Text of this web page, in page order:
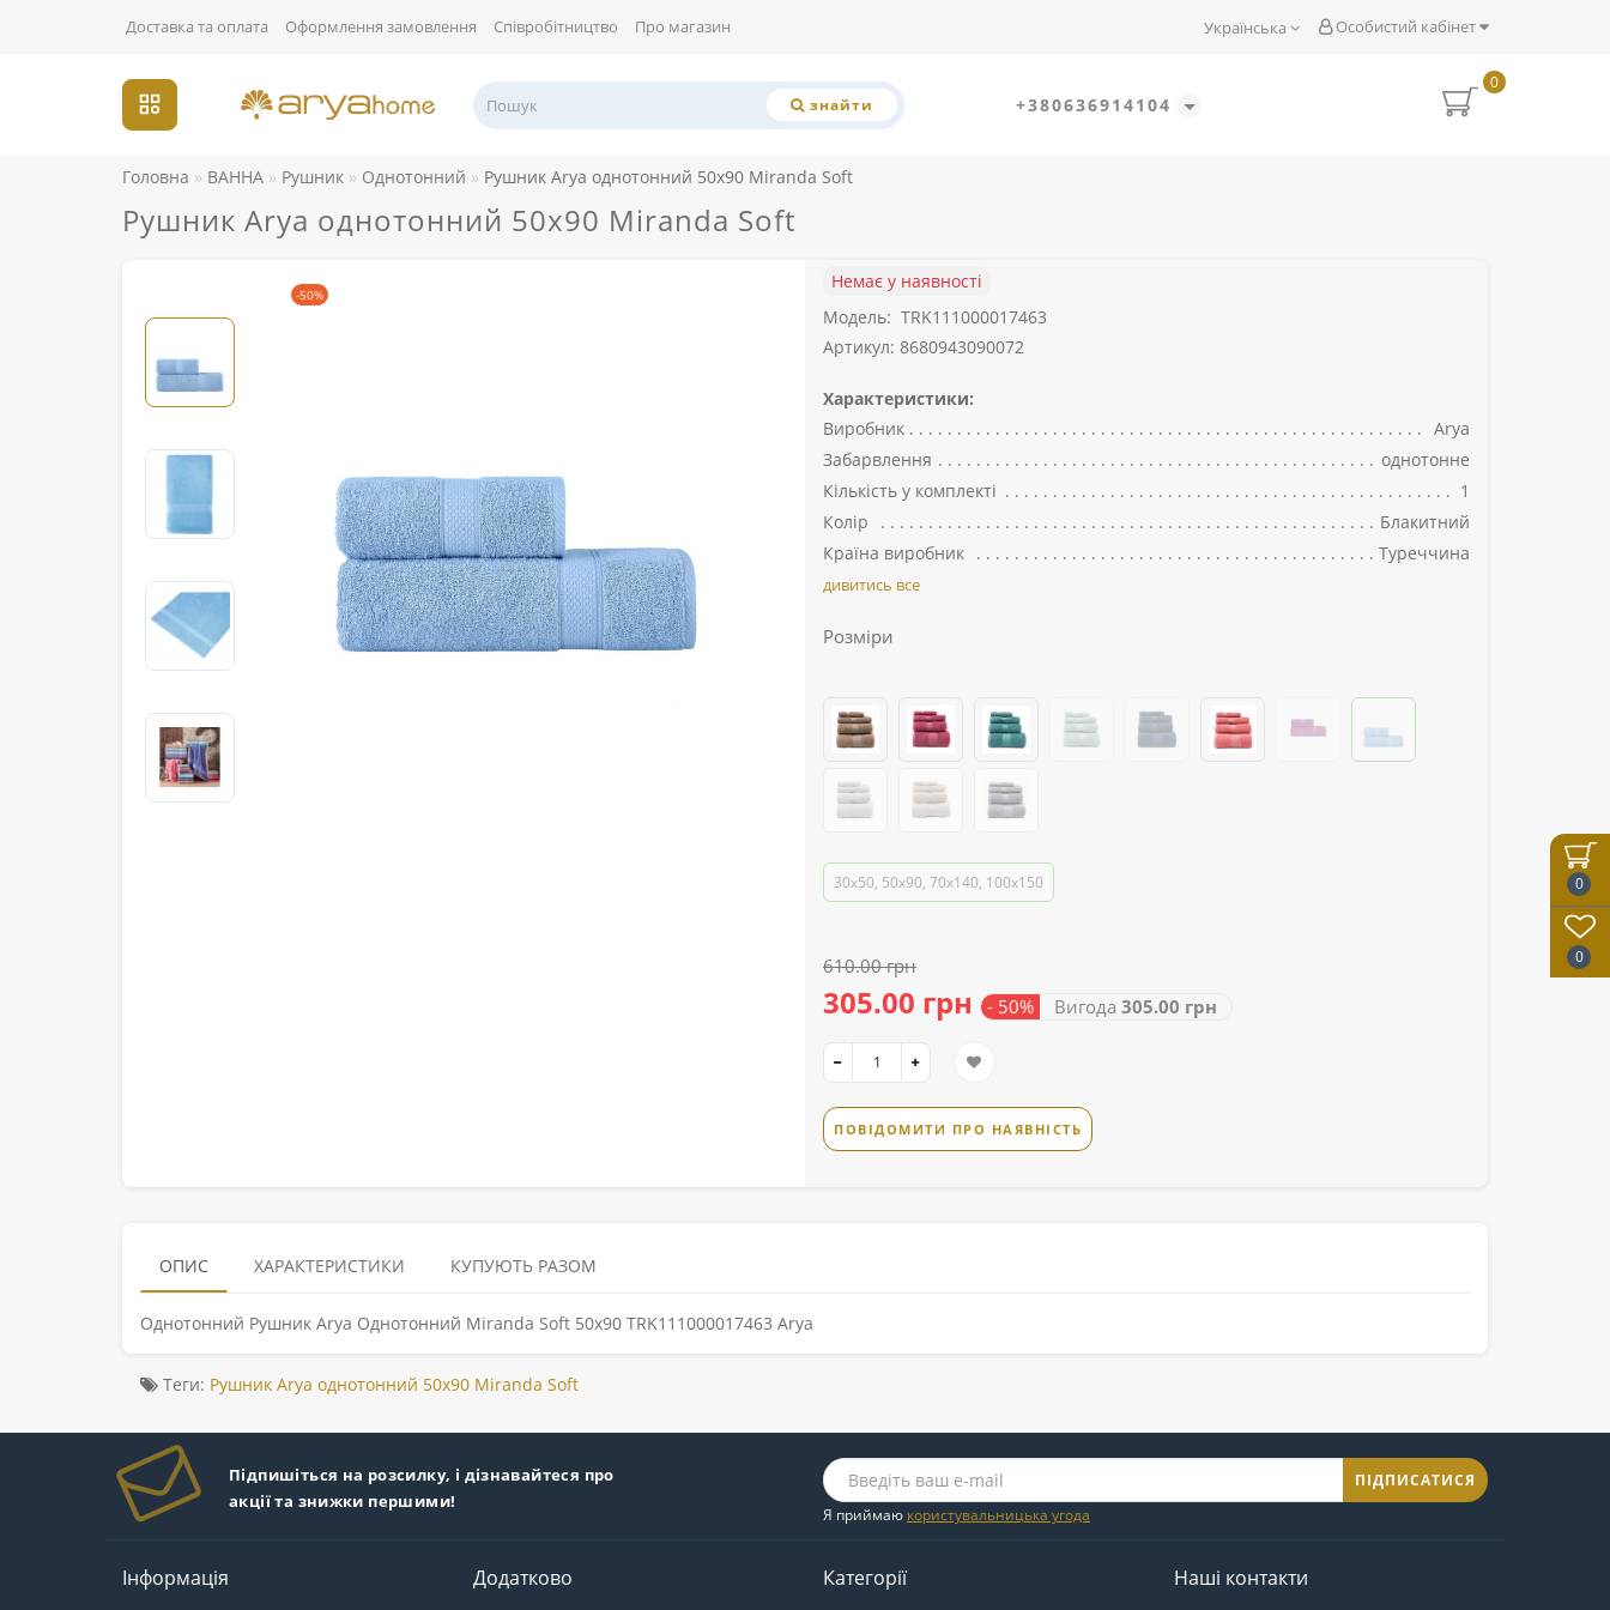
0
0
Особистий кабінет
Українська
Доставка та оплата Оформлення замовлення Співробітництво Про магазин
знайти +380636914104
0
Головна ВАННА Рушник Однотонний Рушник Arya однотонний 50x90 Miranda Soft
Рушник Arya однотонний 50x90 Miranda Soft
-50%
Немає у наявності
Модель: TRK111000017463
Артикул: 8680943090072
Характеристики:
Виробник
Arya
Забарвлення
однотонне
Кількість у комплекті
1
Колір
Блакитний
Країна виробник
Туреччина
дивитись все
Розміри
30x50, 50x90, 70x140, 100x150
610.00 грн
305.00 грн - 50% Вигода 305.00 грн
ПОВІДОМИТИ ПРО НАЯВНІСТЬ
ОПИС ХАРАКТЕРИСТИКИ КУПУЮТЬ РАЗОМ
Однотонний Рушник Arya Однотонний Miranda Soft 50x90 TRK111000017463 Arya
Теги: Рушник Arya однотонний 50x90 Miranda Soft
Підпишіться на розсилку, і дізнавайтеся про
акції та знижки першими!
ПІДПИСАТИСЯ
Я приймаю користувальницька угода
Інформація Додатково Категорії Наші контакти